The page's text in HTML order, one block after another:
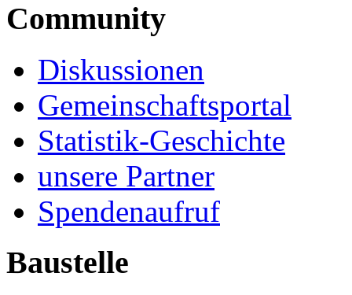
Community
Diskussionen
Gemeinschaftsportal
Statistik-Geschichte
unsere Partner
Spendenaufruf
Baustelle